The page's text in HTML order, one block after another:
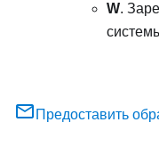
W.
Предоставить